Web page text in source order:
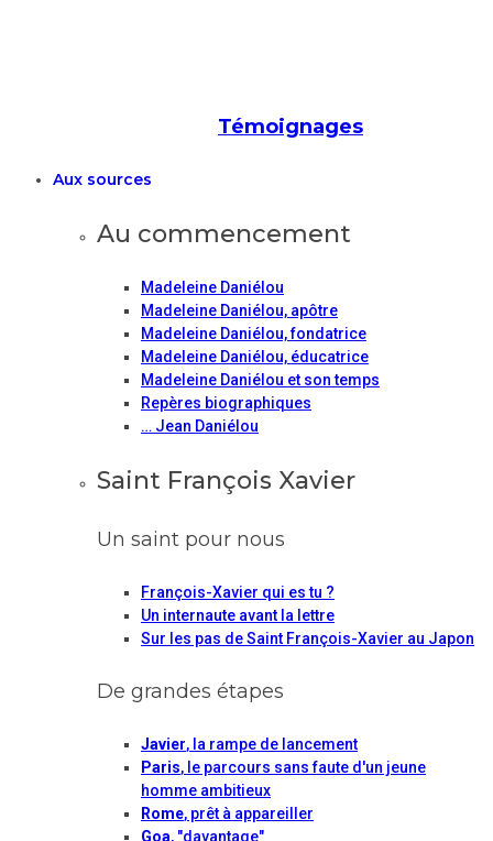
Témoignages
Aux sources
Au commencement
Madeleine Daniélou
Madeleine Daniélou, apôtre
Madeleine Daniélou, fondatrice
Madeleine Daniélou, éducatrice
Madeleine Daniélou et son temps
Repères biographiques
… Jean Daniélou
Saint François Xavier
Un saint pour nous
François-Xavier qui es tu ?
Un internaute avant la lettre
Sur les pas de Saint François-Xavier au Japon
De grandes étapes
Javier, la rampe de lancement
Paris, le parcours sans faute d'un jeune
homme ambitieux
Rome, prêt à appareiller
Goa, "davantage"